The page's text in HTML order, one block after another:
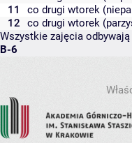
11
co drugi wtorek
12
co drugi wtorek
Wszystkie zajęcia
B-6